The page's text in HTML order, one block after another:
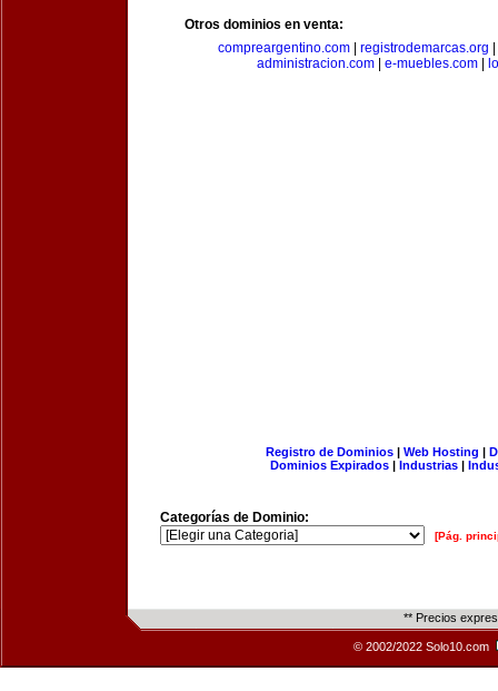
Otros dominios en venta:
compreargentino.com
registrodemarcas.org
administracion.com
e-muebles.com
Registro de Dominios| Web Hosting |
Dominios Expirados | Industrias |
Categorías de Dominio:
[Pág.
** Precios
© 2002/2022 Solo10.com